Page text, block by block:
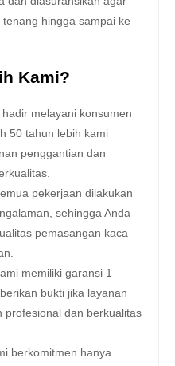
hingga sampai ke
Kami?
hadir melayani konsumen
50 tahun lebih kami
penggantian dan
pekerjaan dilakukan
sehingga Anda
pemasangan kaca
memiliki garansi 1
bukti jika layanan
profesional dan berkualitas
berkomitmen hanya